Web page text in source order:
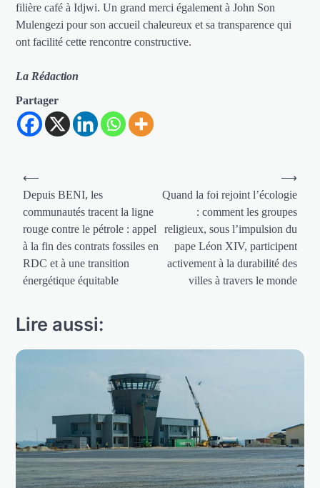
filière café à Idjwi. Un grand merci également à John Son
Mulengezi pour son accueil chaleureux et sa transparence qui
ont facilité cette rencontre constructive.
La Rédaction
Partager
Navigation
de
l’article
⟵
Depuis BENI, les
communautés tracent la ligne
rouge contre le pétrole : appel
à la fin des contrats fossiles en
RDC et à une transition
énergétique équitable
Quand la foi rejoint l’écologie
: comment les groupes
religieux, sous l’impulsion du
pape Léon XIV, participent
activement à la durabilité des
villes à travers le monde
⟶
Lire aussi: